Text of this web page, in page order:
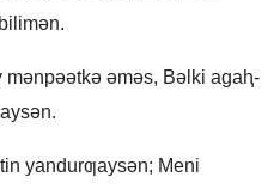
mǝnpǝǝtkǝ ǝmǝs, Bǝlki agaⱨ-
yandurƣaysǝn; Meni